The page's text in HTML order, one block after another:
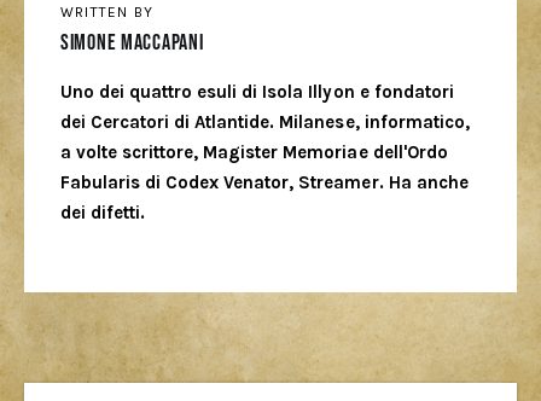
WRITTEN BY
Simone Maccapani
Uno dei quattro esuli di Isola Illyon e fondatori
dei Cercatori di Atlantide. Milanese, informatico,
a volte scrittore, Magister Memoriae dell'Ordo
Fabularis di Codex Venator, Streamer. Ha anche
dei difetti.